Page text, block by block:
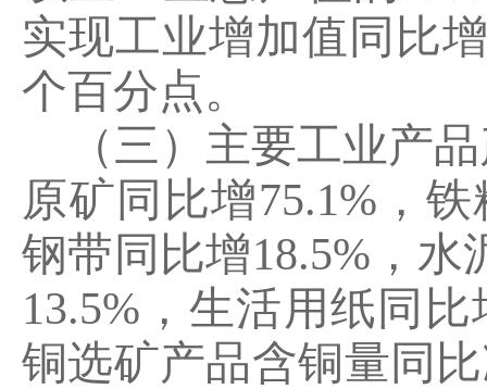
实现工业增加值同比
个百分点。
（三）主要工业产
原矿同比增75.1% ，
钢带同比增18.5% ，
13.5% ，生活用纸同比
铜选矿产品含铜量同